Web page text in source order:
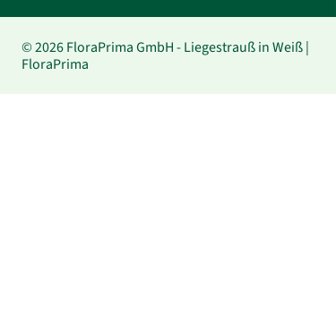
© 2026 FloraPrima GmbH - Liegestrauß in Weiß |
FloraPrima